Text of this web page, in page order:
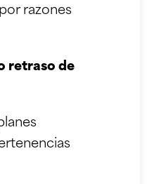
razones
retraso de